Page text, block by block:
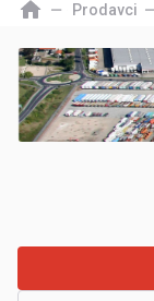
Prodavci